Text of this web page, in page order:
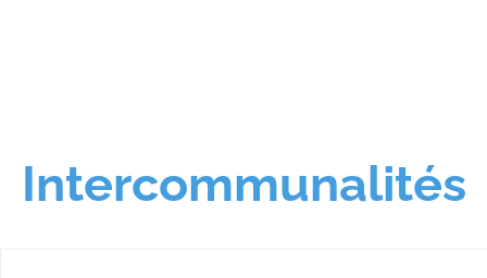
Intercommunalités